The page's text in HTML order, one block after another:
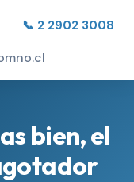
📞 2 2902 3008
bien, el